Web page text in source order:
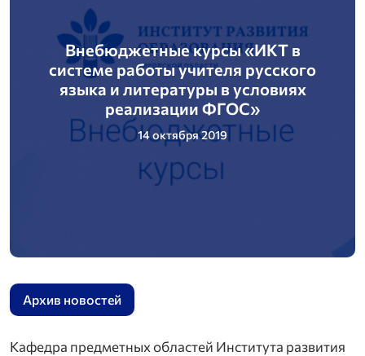
Внебюджетные курсы «ИКТ в
системе работы учителя русского
языка и литературы в условиях
реализации ФГОС»
14 октября 2019
Архив новостей
Кафедра предметных областей Института развития